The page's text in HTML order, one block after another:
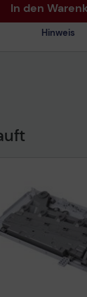
In den
Hinweis